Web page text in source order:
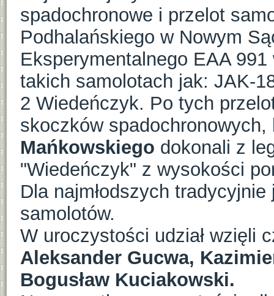
spadochronowe i przelot
Podhalańskiego w Nowym
Eksperymentalnego EAA
takich samolotach jak: JAK-
2 Wiedeńczyk. Po tych
skoczków
Mańkowskiego dokonali z
"Wiedeńczyk" z wysokości
Dla najmłodszych
samolotów.
W uroczystości udział wzięli
Aleksander Gucwa,
Bogusław Kuciakowski.